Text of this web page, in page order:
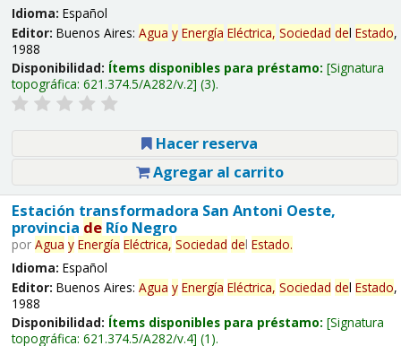
Idioma: Español
Editor: Buenos Aires: Agua y Energía Eléctrica, Sociedad del Estado,
1988
Disponibilidad: Ítems disponibles para préstamo: Signatura
topográfica: 621.374.5/A282/v.2 (3).
Hacer reserva
Agregar al carrito
Estación transformadora San Antoni Oeste,
provincia deRío Negro
por Agua y Energía Eléctrica, Sociedad del Estado.
Idioma: Español
Editor: Buenos Aires: Agua y Energía Eléctrica, Sociedad del Estado,
1988
Disponibilidad: Ítems disponibles para préstamo: Signatura
topográfica: 621.374.5/A282/v.4 (1).